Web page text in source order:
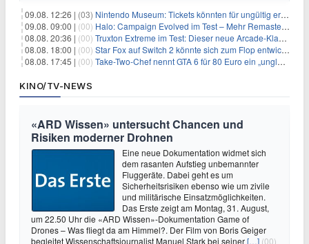
09.08. 12:26 | (03) Nintendo Museum: Tickets könnten für ungültig erklärt werden!
09.08. 09:00 | (00) Halo: Campaign Evolved im Test – Mehr Remaster als Remake
08.08. 20:36 | (00) Truxton Extreme im Test: Dieser neue Arcade-Klassiker verzeiht dir gar nichts
08.08. 18:00 | (00) Star Fox auf Switch 2 könnte sich zum Flop entwickeln
08.08. 17:45 | (00) Take-Two-Chef nennt GTA 6 für 80 Euro ein „unglaubliches Schnäppchen“
KINO/TV-NEWS
«ARD Wissen» untersucht Chancen und
Risiken moderner Drohnen
Eine neue Dokumentation widmet sich
dem rasanten Aufstieg unbemannter
Fluggeräte. Dabei geht es um
Sicherheitsrisiken ebenso wie um zivile
und militärische Einsatzmöglichkeiten.
Das Erste zeigt am Montag, 31. August,
um 22.50 Uhr die «ARD Wissen»-Dokumentation Game of
Drones – Was fliegt da am Himmel?. Der Film von Boris Geiger
begleitet Wissenschaftsjournalist Manuel Stark bei seiner[…] (00)